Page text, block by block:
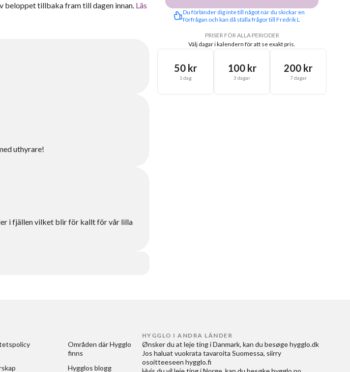
beloppet tillbaka fram till dagen innan. Läs
uthyrare!
i fjällen vilket blir för kallt för vår lilla
Du förbinder dig inte till något när du skickar en
förfrågan och kan då ställa frågor till Fredrik L
PRISER FÖR ALLA PERIODER
Välj dagar i kalendern för att se exakt pris.
50 kr
1 dag
100 kr
3 dagar
200 kr
7 dagar
Områden där Hygglo
finns
Hygglos blogg
HYGGLO I ANDRA LÄNDER
Ønsker du at leje ting i Danmark, kan du besøge hygglo.dk
Jos haluat vuokrata tavaroita Suomessa, siirry
osoitteeseen hygglo.fi